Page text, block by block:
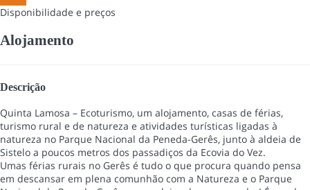
Disponibilidade e preços
Alojamento
Descrição
Quinta Lamosa – Ecoturismo, um alojamento, casas de férias,
turismo rural e de natureza e atividades turísticas ligadas à
natureza no Parque Nacional da Peneda-Gerês, junto à aldeia de
Sistelo a poucos metros dos passadiços da Ecovia do Vez.
Umas férias rurais no Gerês é tudo o que procura quando pensa
em descansar em plena comunhão com a Natureza e o Parque